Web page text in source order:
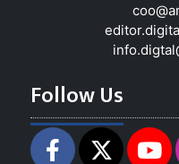
Follow Us